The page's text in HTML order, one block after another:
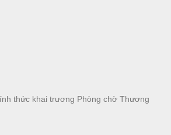
thức khai trương Phòng chờ Thương